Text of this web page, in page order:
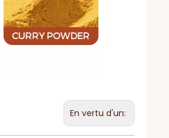
En vertu d'un: